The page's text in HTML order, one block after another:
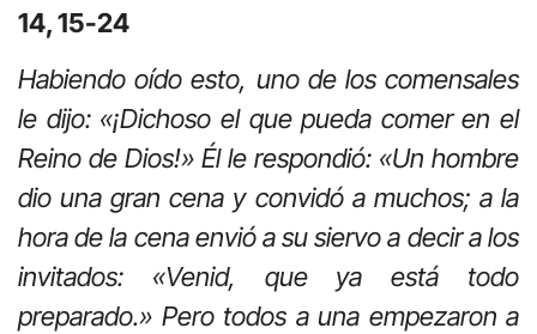
14, 15-24
Habiendo oído esto, uno de los comensales
le dijo: «¡Dichoso el que pueda comer en el
Reino de Dios!» Él le respondió: «Un hombre
dio una gran cena y convidó a muchos; a la
hora de la cena envió a su siervo a decir a los
invitados: «Venid, que ya está todo
preparado.» Pero todos a una empezaron a